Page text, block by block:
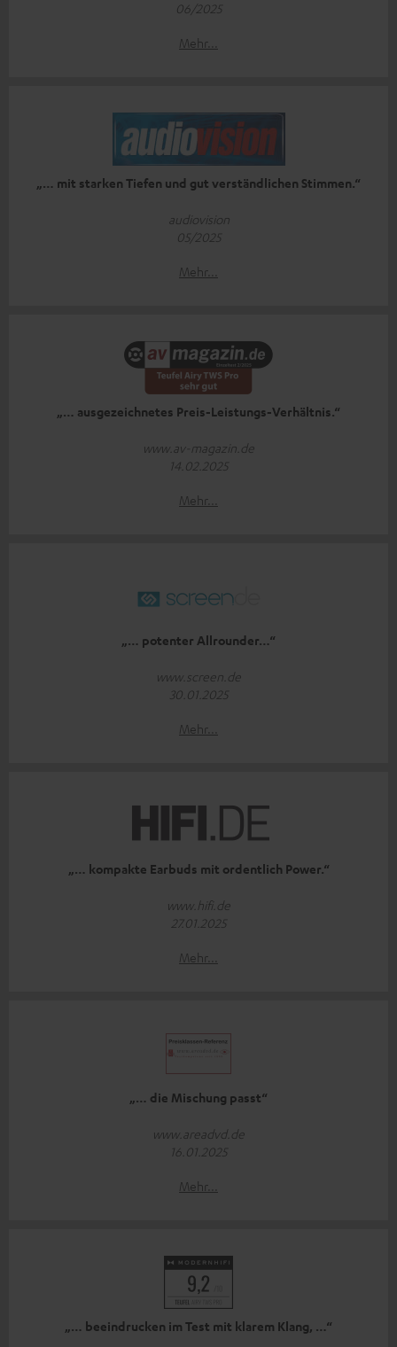
06/2025
Mehr...
„… mit starken Tiefen und gut verständlichen Stimmen.“
audiovision
05/2025
Mehr...
„… ausgezeichnetes Preis-Leistungs-Verhältnis.“
www.av-magazin.de
14.02.2025
Mehr...
„… potenter Allrounder…“
www.screen.de
30.01.2025
Mehr...
„… kompakte Earbuds mit ordentlich Power.“
www.hifi.de
27.01.2025
Mehr...
„… die Mischung passt“
www.areadvd.de
16.01.2025
Mehr...
„… beeindrucken im Test mit klarem Klang, …“